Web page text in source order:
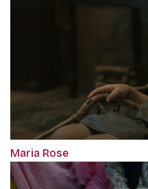
Maria Rose